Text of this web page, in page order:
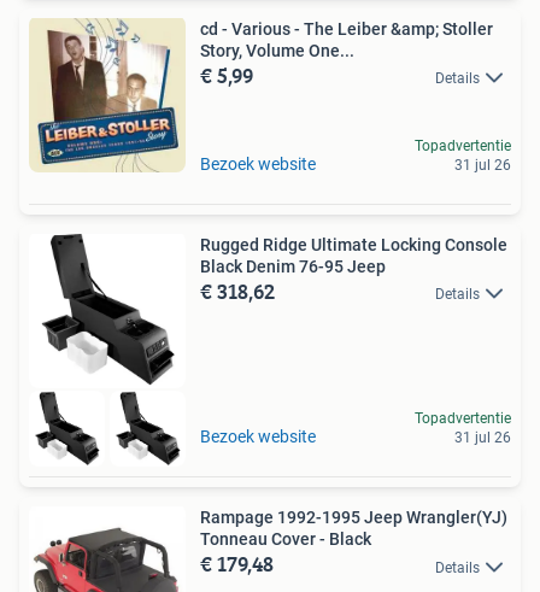
cd - Various - The Leiber &amp; Stoller
Story, Volume One...
€ 5,99 Details
Bezoek website
Topadvertentie
31 jul 26
Rugged Ridge Ultimate Locking Console
Black Denim 76-95 Jeep
€ 318,62 Details
Bezoek website
Topadvertentie
31 jul 26
Rampage 1992-1995 Jeep Wrangler(YJ)
Tonneau Cover - Black
€ 179,48 Details